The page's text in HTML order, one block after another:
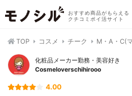
おすすめ商品がもらえる
クチコミポイ活サイト
TOP コスメ チーク M・A・C(
化粧品メーカー勤務・美容好き
Cosmeloverschihirooo
4.00